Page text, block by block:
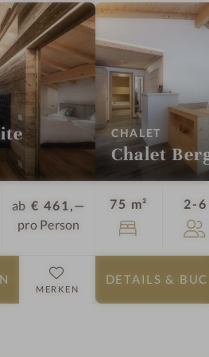
ab € 461,—
pro Person
MERKEN
CHALET
Chalet
75 m² 2-6
DETAILS &